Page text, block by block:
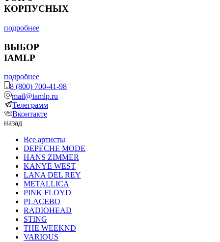
КОРПУСНЫХ
подробнее
ВЫБОР
IAMLP
подробнее
8 (800) 700-41-98
mail@iamlp.ru
Телеграмм
Вконтакте
назад
Все артисты
DEPECHE MODE
HANS ZIMMER
KANYE WEST
LANA DEL REY
METALLICA
PINK FLOYD
PLACEBO
RADIOHEAD
STING
THE WEEKND
VARIOUS